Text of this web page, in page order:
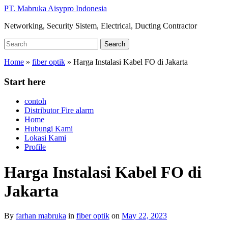
Skip
main
PT. Mabruka Aisypro Indonesia
Networking, Security Sistem, Electrical, Ducting Contractor
Search
for:
Search
Home » fiber optik » Harga Instalasi Kabel FO di Jakarta
Start here
contoh
Distributor Fire alarm
Home
Hubungi Kami
Lokasi Kami
Profile
Harga Instalasi Kabel FO di
Jakarta
By farhan mabruka in fiber optik on May 22, 2023